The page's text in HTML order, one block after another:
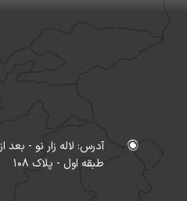
آدرس: لاله زار نو - بعد
طبقه اول - پلاک ۱۰۸